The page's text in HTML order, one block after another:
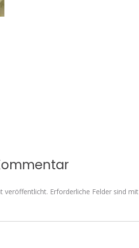
veröffentlicht. Erforderliche Felder sind mit